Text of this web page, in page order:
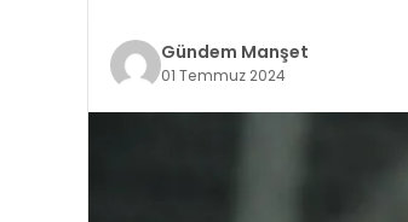
Gündem Manşet
01 Temmuz 2024